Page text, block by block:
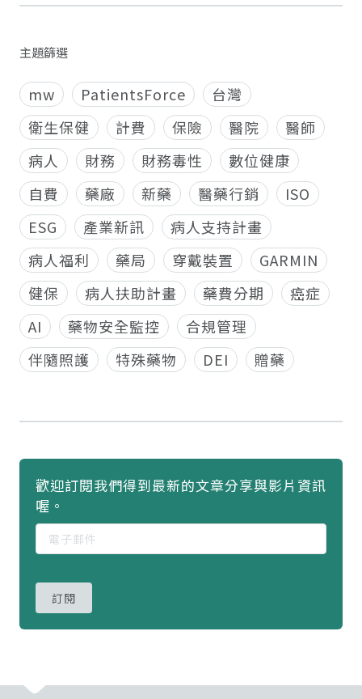
主題篩選
mw PatientsForce
台灣
衛生保健
計費 保險 醫院
醫師
病人
財務 財務毒性
數位健康
自費
藥廠 新藥 醫藥行銷
ISO
ESG
產業新訊
病人支持計畫
病人福利
藥局 穿戴裝置
GARMIN
健保
病人扶助計畫 藥費分期
癌症
AI
藥物安全監控
合規管理
伴隨照護
特殊藥物 DEI 贈藥
歡迎訂閱我們得到最新的文章分享與影片資訊
喔。
訂閱